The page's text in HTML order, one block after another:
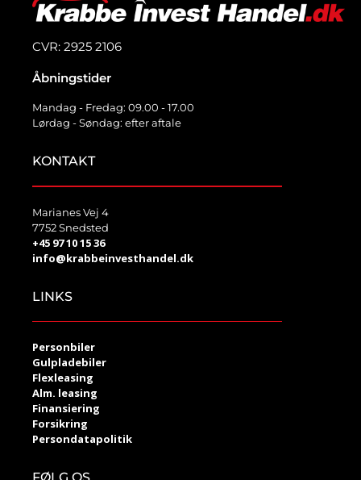
CVR: 2925 2106
Åbningstider
Mandag - Fredag: 09.00 - 17.00
Lørdag - Søndag: efter aftale
KONTAKT
Marianes Vej 4
7752 Snedsted
+45 97 10 15 36
info@krabbeinvesthandel.dk
LINKS
Personbiler
Gulpladebiler
Flexleasing
Alm. leasing
Finansiering
Forsikring
Persondatapolitik